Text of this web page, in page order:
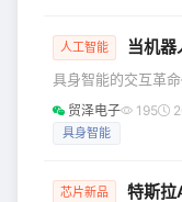
根据训练和服务
度合规认证。至此
首家、全球第四家通
GPU设计企业，与
尔三大全球图形算
队。 此次认证落地
人工智能 当机器人听懂“弦外
具身智能的交互革
“协作伙伴” 试想这
家用服务机器人说“
——这不是科幻电
贸泽电子 195
具身智能
芯片新品 特斯拉